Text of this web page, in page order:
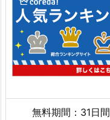
無料期間：31日間